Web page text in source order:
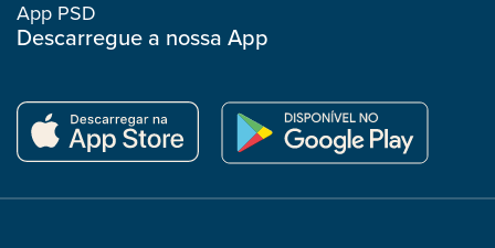
App PSD
Descarregue a nossa App